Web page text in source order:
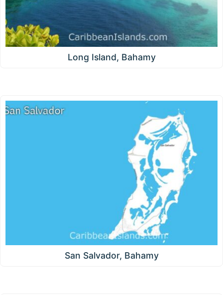
Long Island, Bahamy
San Salvador, Bahamy